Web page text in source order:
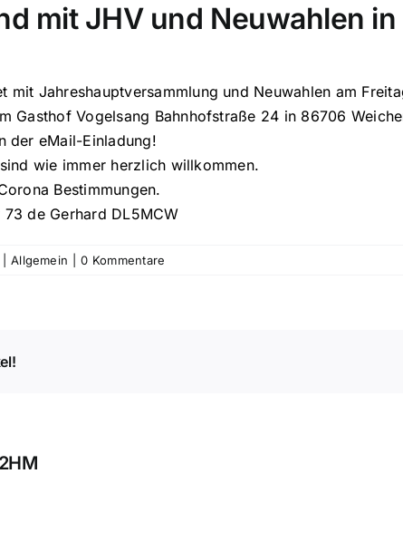
mit JHV und Neuwahlen
mit Jahreshauptversammlung und Neuwahlen am
Gasthof Vogelsang Bahnhofstraße 24 in 86706
der eMail-Einladung!
wie immer herzlich willkommen.
Bestimmungen.
73 de Gerhard DL5MCW
Allgemein 0 Kommentare